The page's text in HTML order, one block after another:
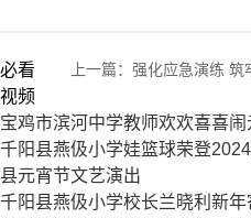
上一篇： 强化应急演练
必看
视频
宝鸡市滨河中学教师欢欢喜喜闹
千阳县燕伋小学娃篮球荣登
县元宵节文艺演出
千阳县燕伋小学校长兰晓利新年